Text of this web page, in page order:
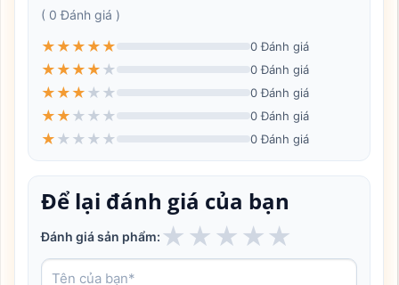
( 0 Đánh giá )
★ ★ ★ ★ ★ 0 Đánh giá
★ ★ ★ ★ ★ 0 Đánh giá
★ ★ ★ ★ ★ 0 Đánh giá
★ ★ ★ ★ ★ 0 Đánh giá
★ ★ ★ ★ ★ 0 Đánh giá
Để lại đánh giá của bạn
Đánh giá sản phẩm: ★ ★ ★ ★★